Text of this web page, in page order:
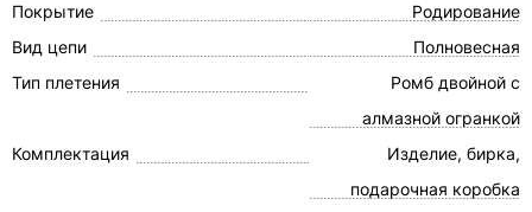
Покрытие
Родирование
Вид цепи
Полновесная
Тип плетения
Ромб двойной с
алмазной огранкой
Комплектация
Изделие, бирка,
подарочная коробка